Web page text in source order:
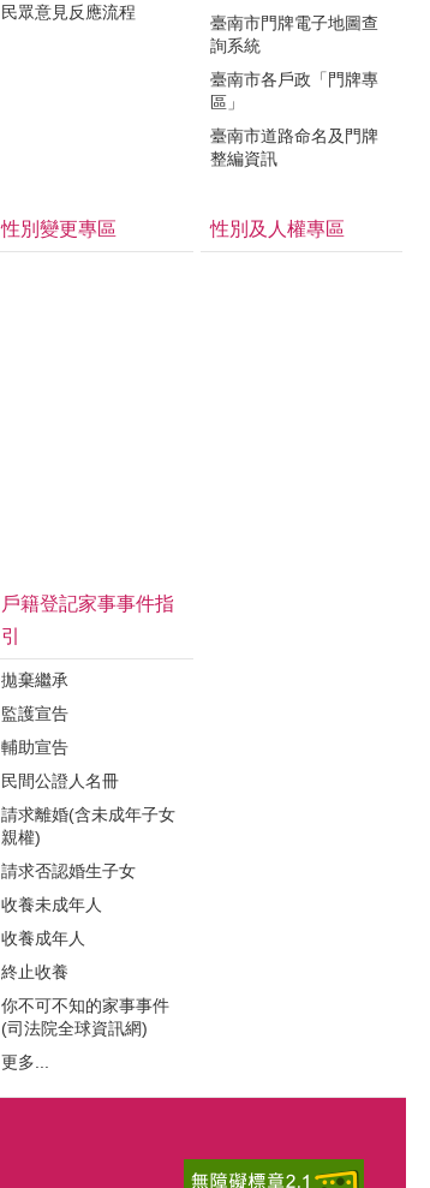
民眾意見反應流程
臺南市門牌電子地圖查
詢系統
臺南市各戶政「門牌專
區」
臺南市道路命名及門牌
整編資訊
性別變更專區 性別及人權專區
戶籍登記家事事件指
引
拋棄繼承
監護宣告
輔助宣告
民間公證人名冊
請求離婚(含未成年子女
親權)
請求否認婚生子女
收養未成年人
收養成年人
終止收養
你不可不知的家事事件
(司法院全球資訊網)
更多...